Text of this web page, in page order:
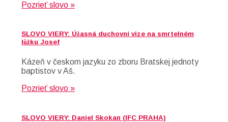
Pozrieť slovo »
SLOVO VIERY: Úžasná duchovní vize na smrtelném
lůžku Josef
Kázeň v českom jazyku zo zboru Bratskej jednoty
baptistov v Aš.
Pozrieť slovo »
SLOVO VIERY: Daniel Skokan (IFC PRAHA)